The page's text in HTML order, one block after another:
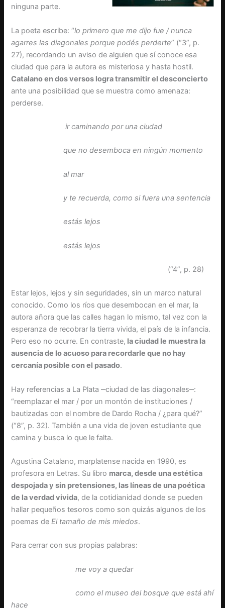
ninguna parte.
La poeta escribe: “lo primero que me dijo fue / nunca
agarres las diagonales porque podés perderte” (“3”, p.
27), recordando un aviso de alguien que sí conoce esa
ciudad que para la autora es misteriosa y hasta hostil.
Catalano en dos versos logra transmitir el desconcierto
ante una posibilidad que se muestra como amenaza:
perderse.
ir caminando por una ciudad
que no desemboca en ningún momento
al mar
y te recuerda, como si fuera una sentencia
estás lejos
estás lejos
(“4”, p. 28)
Estar lejos, lejos y sin seguridades, sin un marco natural
conocido. Como los ríos que desembocan en el mar, la
autora añora que las calles hagan lo mismo, tal vez con la
esperanza de recobrar la tierra vivida, el país de la infancia.
Pero eso no ocurre. En contraste, la ciudad le muestra la
ausencia de lo acuoso para recordarle que no hay
cercanía posible con el pasado.
Hay referencias a La Plata ‒ciudad de las diagonales‒:
“reemplazar el mar / por un montón de instituciones /
bautizadas con el nombre de Dardo Rocha / ¿para qué?”
(“8”, p. 32). También a una vida de joven estudiante que
camina y busca lo que le falta.
Agustina Catalano, marplatense nacida en 1990, es
profesora en Letras. Su libro marca, desde una estética
despojada y sin pretensiones, las líneas de una poética
de la verdad vivida, de la cotidianidad donde se pueden
hallar pequeños tesoros como son quizás algunos de los
poemas deEl tamaño de mis miedos.
Para cerrar con sus propias palabras:
me voy a quedar
como el museo del bosque que está ahí
hace